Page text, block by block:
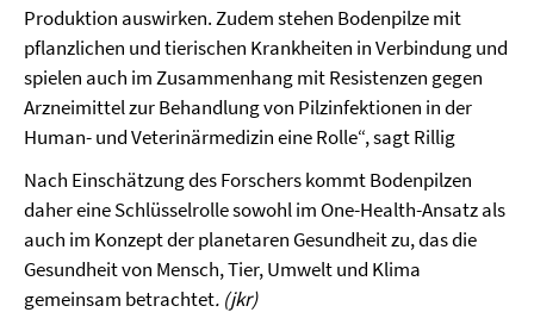
Produktion auswirken. Zudem stehen Bodenpilze mit
pflanzlichen und tierischen Krankheiten in Verbindung und
spielen auch im Zusammenhang mit Resistenzen gegen
Arzneimittel zur Behandlung von Pilzinfektionen in der
Human- und Veterinärmedizin eine Rolle“, sagt Rillig
Nach Einschätzung des Forschers kommt Bodenpilzen
daher eine Schlüsselrolle sowohl im One-Health-Ansatz als
auch im Konzept der planetaren Gesundheit zu, das die
Gesundheit von Mensch, Tier, Umwelt und Klima
gemeinsam betrachtet. (jkr)